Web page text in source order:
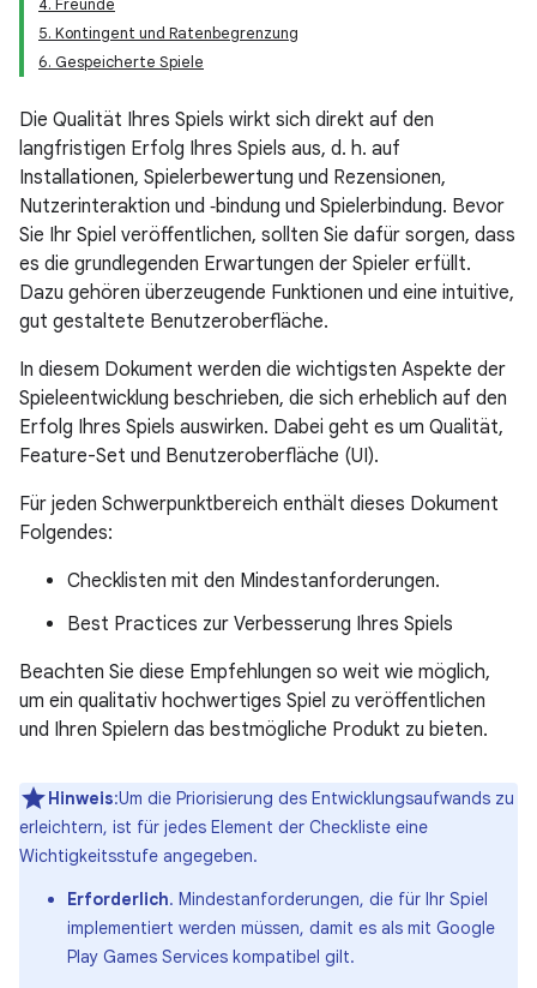
4. Freunde
5. Kontingent und Ratenbegrenzung
6. Gespeicherte Spiele
Die Qualität Ihres Spiels wirkt sich direkt auf den
langfristigen Erfolg Ihres Spiels aus, d. h. auf
Installationen, Spielerbewertung und Rezensionen,
Nutzerinteraktion und ‑bindung und Spielerbindung. Bevor
Sie Ihr Spiel veröffentlichen, sollten Sie dafür sorgen, dass
es die grundlegenden Erwartungen der Spieler erfüllt.
Dazu gehören überzeugende Funktionen und eine intuitive,
gut gestaltete Benutzeroberfläche.
In diesem Dokument werden die wichtigsten Aspekte der
Spieleentwicklung beschrieben, die sich erheblich auf den
Erfolg Ihres Spiels auswirken. Dabei geht es um Qualität,
Feature-Set und Benutzeroberfläche (UI).
Für jeden Schwerpunktbereich enthält dieses Dokument
Folgendes:
Checklisten mit den Mindestanforderungen.
Best Practices zur Verbesserung Ihres Spiels
Beachten Sie diese Empfehlungen so weit wie möglich,
um ein qualitativ hochwertiges Spiel zu veröffentlichen
und Ihren Spielern das bestmögliche Produkt zu bieten.
Hinweis:Um die Priorisierung des Entwicklungsaufwands zu
erleichtern, ist für jedes Element der Checkliste eine
Wichtigkeitsstufe angegeben.
Erforderlich. Mindestanforderungen, die für Ihr Spiel
implementiert werden müssen, damit es als mit Google
Play Games Services kompatibel gilt.